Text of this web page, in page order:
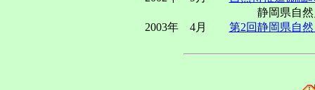
静岡県自然史博物
2003年 4月 第2回静岡県自